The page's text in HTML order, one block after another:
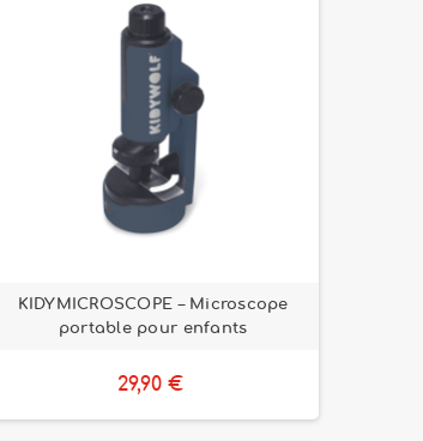
KIDYMICROSCOPE – Microscope
portable pour enfants
29,90 €